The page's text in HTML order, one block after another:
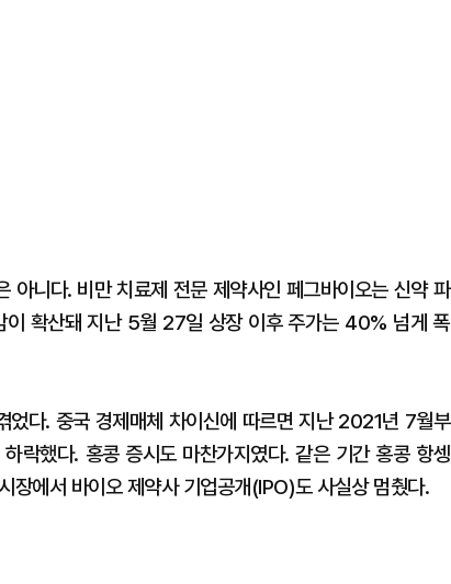
아니다. 비만 치료제 전문 제약사인 페그바이오는 신약 파
이 확산돼 지난 5월 27일 상장 이후 주가는 40% 넘게 폭
었다. 중국 경제매체 차이신에 따르면 지난 2021년 7월부
락했다. 홍콩 증시도 마찬가지였다. 같은 기간 홍콩 항셍
장에서 바이오 제약사 기업공개(IPO)도 사실상 멈췄다.